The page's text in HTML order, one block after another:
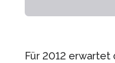
Für 2012 erwartet